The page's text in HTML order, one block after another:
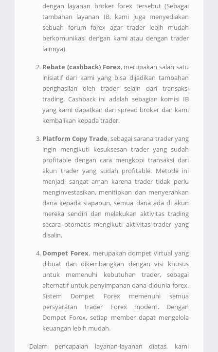
dengan layanan broker forex tersebut (Sebagai
tambahan layanan IB, kami juga menyediakan
sebuah forum forex agar trader lebih mudah
berkomunikasi dengan kami atau dengan trader
lainnya).
Rebate (cashback) Forex, merupakan salah satu
inisiatif dari kami yang bisa dijadikan tambahan
penghasilan oleh trader selain dari transaksi
trading. Cashback ini adalah sebagian komisi IB
yang kami dapatkan dari spread broker dan kami
kembalikan kepada trader.
Platform Copy Trade, sebagai sarana trader yang
ingin mengikuti kesuksesan trader yang sudah
profitable dengan cara mengkopi transaksi dari
akun trader yang sudah profitable. Metode ini
menjadi sangat aman karena trader tidak perlu
menginvestasikan, menitipkan dan menyerahkan
dana kepada siapapun, semua dana ada di akun
mereka sendiri dan melakukan aktivitas trading
secara otomatis mengikuti aktivitas trader yang
disalin.
Dompet Forex, merupakan dompet virtual yang
dibuat dan dikembangkan dengan visi khusus
untuk memenuhi kebutuhan trader, sebagai
alternatif untuk penyimpanan dana didunia forex.
Sistem Dompet Forex memenuhi semua
persyaratan trader Forex modern. Dengan
Dompet Forex, setiap member dapat mengelola
keuangan lebih mudah.
Dalam pencapaian layanan-layanan diatas, kami